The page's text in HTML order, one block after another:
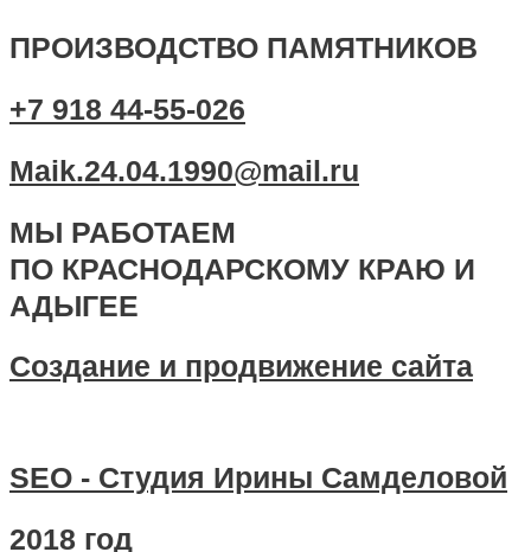
ПРОИЗВОДСТВО ПАМЯТНИКОВ
+7 918 44-55-026
Maik.24.04.1990@mail.ru
МЫ РАБОТАЕМ
ПО КРАСНОДАРСКОМУ КРАЮ И
АДЫГЕЕ
Создание и продвижение сайта
SEO - Студия Ирины Самделовой
2018 год